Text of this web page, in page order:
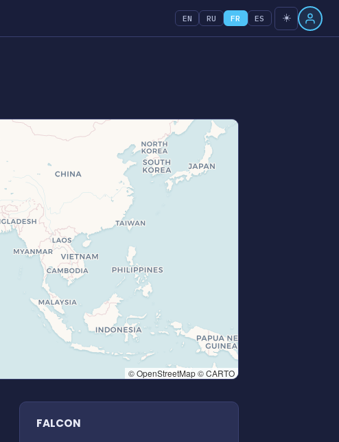
EN RU FR ES ☀️
© OpenStreetMap © CARTO
FALCON